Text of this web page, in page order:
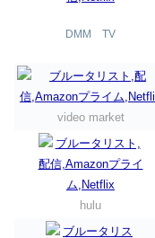
DMM TV
video market
hulu